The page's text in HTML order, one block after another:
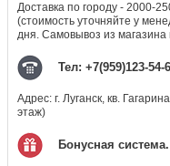
Доставка по городу - 2000-
(стоимость уточняйте у
дня. Самовывоз из магазина
Тел: +7(959)123-54-
Адрес: г. Луганск, кв.
этаж)
Бонусная